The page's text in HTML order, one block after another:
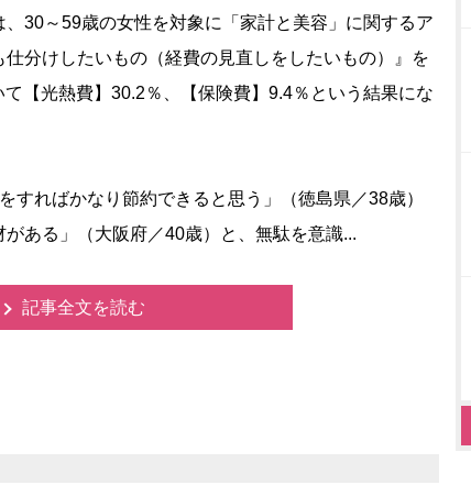
30～59歳の女性を対象に「家計と美容」に関するア
分けしたいもの（経費の見直しをしたいもの）』を
【光熱費】30.2％、【保険費】9.4％という結果にな
ればかなり節約できると思う」（徳島県／38歳）
ある」（大阪府／40歳）と、無駄を意識...
記事全文を読む